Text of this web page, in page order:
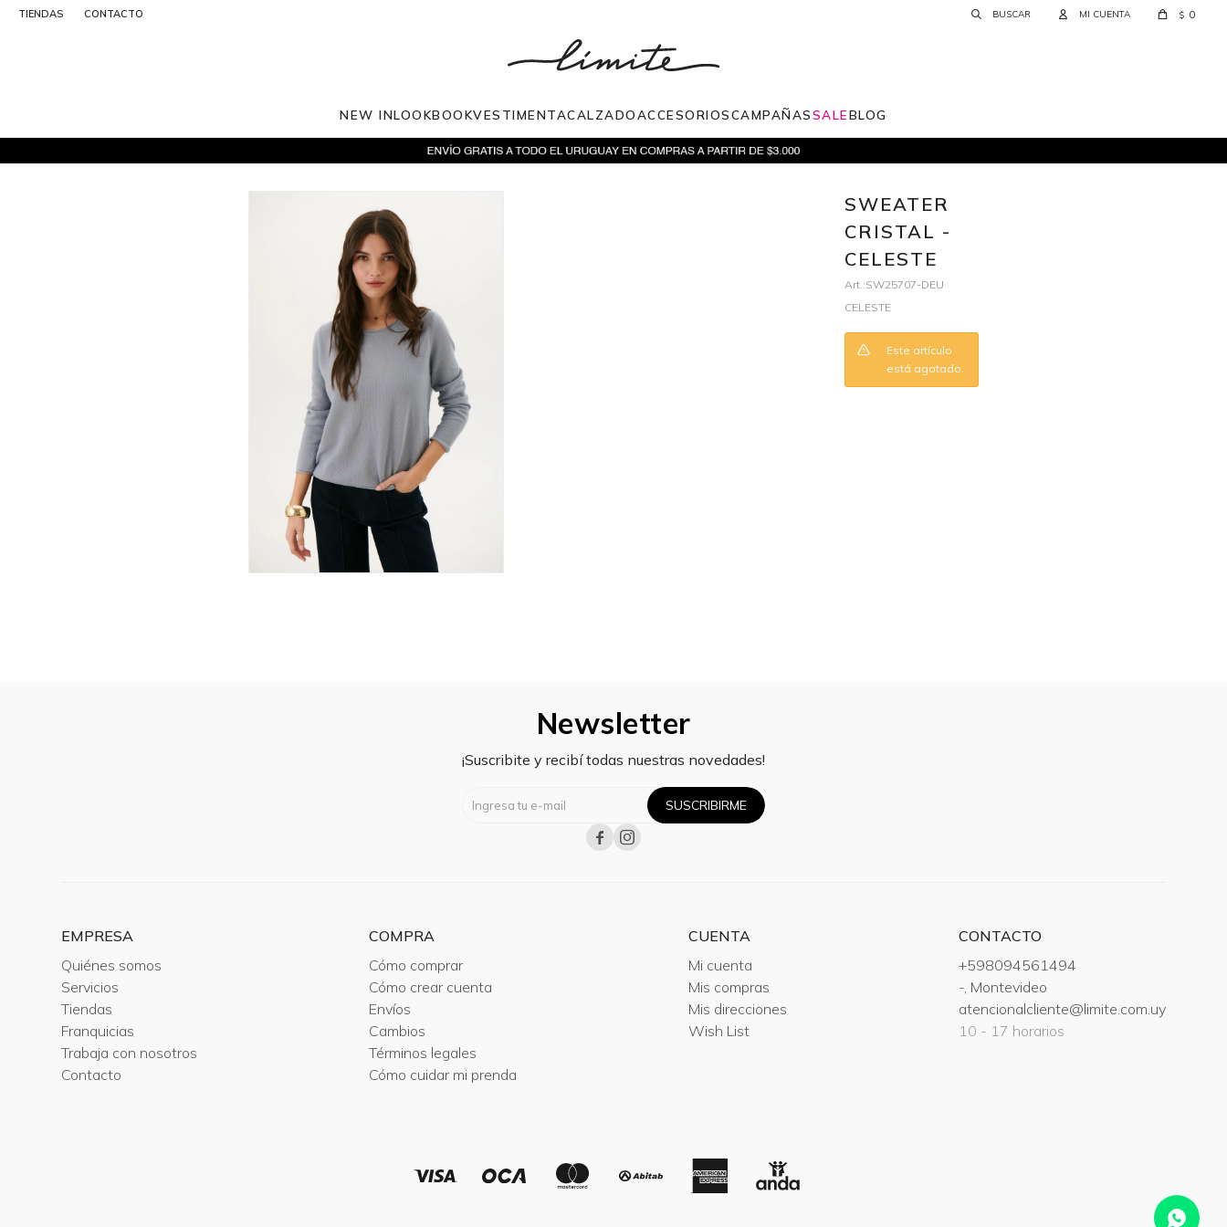
NEW INLOOKBOOKVESTIMENTACALZADOACCESORIOSCAMPAÑASSALEBLOG
TIENDAS CONTACTO $ 0
SWEATER
CRISTAL -
CELESTE
SW25707-DEU
CELESTE
Este artículo
está agotado.
Newsletter
¡Suscribite y recibí todas nuestras novedades!
SUSCRIBIRME
 
EMPRESA
Quiénes somos
Servicios
Tiendas
Franquicias
Trabaja con nosotros
Contacto
COMPRA
Cómo comprar
Cómo crear cuenta
Envíos
Cambios
Términos legales
Cómo cuidar mi prenda
CUENTA
Mi cuenta
Mis compras
Mis direcciones
Wish List
CONTACTO
+598094561494
-, Montevideo
atencionalcliente@limite.com.uy
10 - 17 horarios